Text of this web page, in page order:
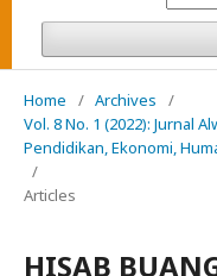
Home / Archives
/
Vol. 8 No. 1 (2022): Jurnal
Pendidikan, Ekonomi,
/
Articles
HISAB